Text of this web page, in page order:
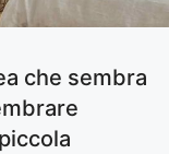
che sembra